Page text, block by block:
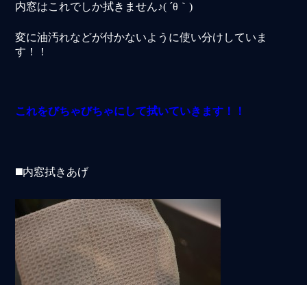
内窓はこれでしか拭きません♪( ´θ｀)
変に油汚れなどが付かないように使い分けしていま
す！！
これをびちゃびちゃにして拭いていきます！！
◼️内窓拭きあげ